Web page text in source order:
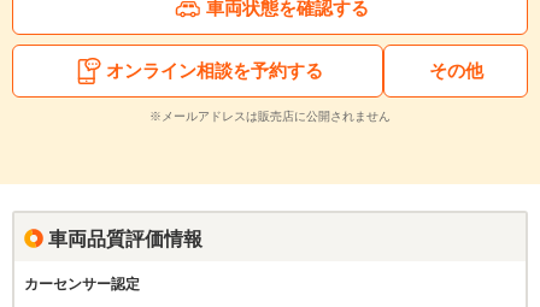
車両状態を確認する
オンライン相談を予約する その他
※メールアドレスは販売店に公開されません
車両品質評価情報
カーセンサー認定